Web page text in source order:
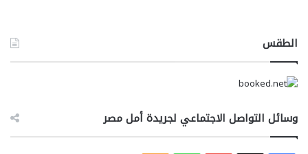
الطقس
وسائل التواصل الاجتماعي لجريدة أمل مصر